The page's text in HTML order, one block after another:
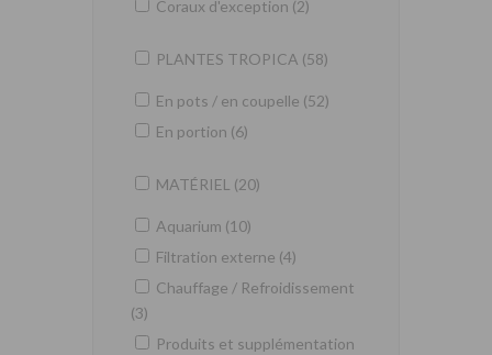
Coraux d'exception (2)
PLANTES TROPICA (58)
En pots / en coupelle (52)
En portion (6)
MATÉRIEL (20)
Aquarium (10)
Filtration externe (4)
Chauffage / Refroidissement
(3)
Produits et supplémentation